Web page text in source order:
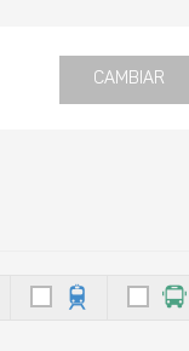
CAMBIAR